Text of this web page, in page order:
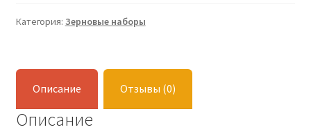
Категория: Зерновые наборы
Описание Отзывы (0)
Описание